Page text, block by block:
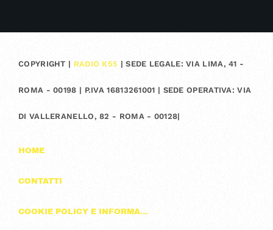
COPYRIGHT | RADIO K55 | SEDE LEGALE: VIA LIMA, 41 -
ROMA - 00198 | P.IVA 16813261001 | SEDE OPERATIVA: VIA
DI VALLERANELLO, 82 - ROMA - 00128|
HOME
CONTATTI
COOKIE POLICY E INFORMAZIONI SULLA PRIVACY